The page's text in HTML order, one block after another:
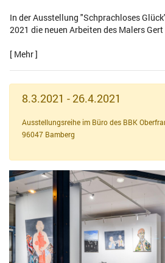
In der Ausstellung "Schprachloses
2021 die neuen Arbeiten des Malers
[ Mehr ]
8.3.2021 - 26.4.2021
Ausstellungsreihe im Büro des BBK
96047 Bamberg